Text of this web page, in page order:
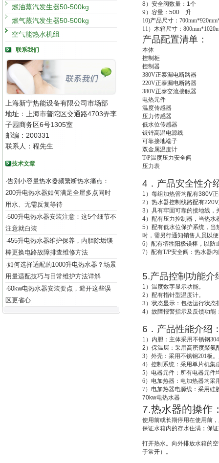
燃油蒸汽发生器50-500kg
燃气蒸汽发生器50-500kg
空气能热水机组
联系我们
上海新宁热能设备有限公司市场部
地址：上海市普陀区交通路4703弄李
子园商务区6号1305室
邮编：200331
联系人：程先生
技术文章
·告别小容量热水器频繁断热水痛点：
200升电热水器如何满足全屋多点同时
用水、无需反复等待
·500升电热水器安装注意：这5个细节不
注意就白装
·455升电热水器维护保养，内胆除垢镁
棒更换电路故障排查维修方法
·如何选择适配的1000升电热水器？场景
用量适配技巧与日常维护方法详解
·60kw电热水器安装要点，避开这些误
区更省心
8）安全阀数量： 1个
9 ）容量： 500 升
10)产品尺寸：
11 ）木箱尺寸：
产品配置清单：
本体
控制柜
控制器
380V正泰漏电断路器
220V正泰漏电断路器
380V正泰交流接触器
电热元件
温度传感器
压力传感器
低水位传感器
镀锌高温电源线
可靠接地端子
双金属温度计
T/P温度压力安全阀
压力表
4 ．产品安全性介
1 ）每组加热管均配有380V
2 ）热水器控制线路配有220V
3 ）具有牢固可靠的接地线，
4）配有压力控制器，当热水
5 ）配有低水位保护系统， 当
时，需另行通知销售人员以
6）配有牺牲阳极镁棒，以防
7）配有T/P安全阀：热水器
5.产品控制功能介
1 ）温度数字显示功能。
2 ）配有指针型温度计。
3 ）状态显示：包括运行状
4）故障报警指示及反馈功
6 ．产品性能介绍
1 ） 内胆：主体采用不锈钢
2 ） 保温层：采用高密度聚氨
3）外壳：采用不锈钢201板
4）控制系统：采用单片机集
5）电器元件：所有电器元件
6）电加热器：电加热器均采
7）电加热器电源线：采用硅
70kw电热水器
7.热水器的操作
使用前或长期停用在使用前
保证水箱内的存水住满；保
打开热水。向外排放水箱的
于常开）。